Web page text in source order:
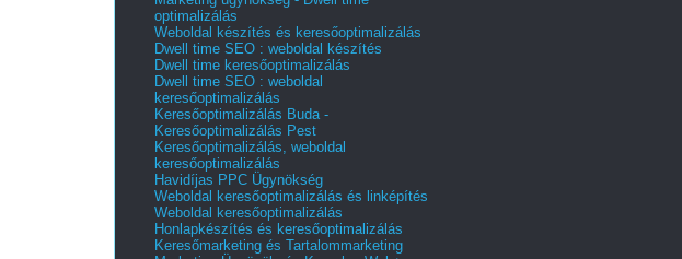
optimalizálás
Weboldal készítés és keresőoptimalizálás
Dwell time SEO : weboldal készítés
Dwell time keresőoptimalizálás
Dwell time SEO : weboldal
keresőoptimalizálás
Keresőoptimalizálás Buda -
Keresőoptimalizálás Pest
Keresőoptimalizálás, weboldal
keresőoptimalizálás
Havidíjas PPC Ügynökség
Weboldal keresőoptimalizálás és linképítés
Weboldal keresőoptimalizálás
Honlapkészítés és keresőoptimalizálás
Keresőmarketing és Tartalommarketing